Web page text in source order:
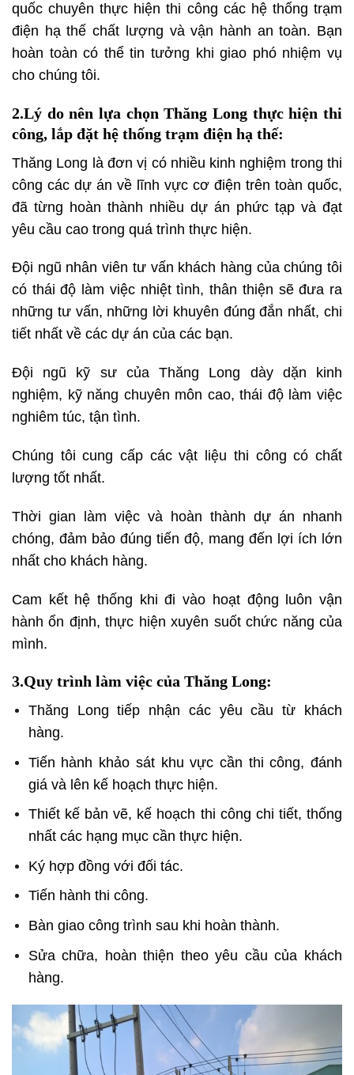
quốc chuyên thực hiện thi công các hệ thống trạm
điện hạ thế chất lượng và vận hành an toàn. Bạn
hoàn toàn có thể tin tưởng khi giao phó nhiệm vụ
cho chúng tôi.
2.Lý do nên lựa chọn Thăng Long thực hiện thi
công, lắp đặt hệ thống trạm điện hạ thế:
Thăng Long là đơn vị có nhiều kinh nghiệm trong thi
công các dự án về lĩnh vực cơ điện trên toàn quốc,
đã từng hoàn thành nhiều dự án phức tạp và đạt
yêu cầu cao trong quá trình thực hiện.
Đội ngũ nhân viên tư vấn khách hàng của chúng tôi
có thái độ làm việc nhiệt tình, thân thiện sẽ đưa ra
những tư vấn, những lời khuyên đúng đắn nhất, chi
tiết nhất về các dự án của các bạn.
Đội ngũ kỹ sư của Thăng Long dày dặn kinh
nghiệm, kỹ năng chuyên môn cao, thái độ làm việc
nghiêm túc, tận tình.
Chúng tôi cung cấp các vật liệu thi công có chất
lượng tốt nhất.
Thời gian làm việc và hoàn thành dự án nhanh
chóng, đảm bảo đúng tiến độ, mang đến lợi ích lớn
nhất cho khách hàng.
Cam kết hệ thống khi đi vào hoạt động luôn vận
hành ổn định, thực hiện xuyên suốt chức năng của
mình.
3.Quy trình làm việc của Thăng Long:
Thăng Long tiếp nhận các yêu cầu từ khách
hàng.
Tiến hành khảo sát khu vực cần thi công, đánh
giá và lên kế hoạch thực hiện.
Thiết kế bản vẽ, kế hoạch thi công chi tiết, thống
nhất các hạng mục cần thực hiện.
Ký hợp đồng với đối tác.
Tiến hành thi công.
Bàn giao công trình sau khi hoàn thành.
Sửa chữa, hoàn thiện theo yêu cầu của khách
hàng.